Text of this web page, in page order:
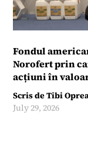
Fondul
Norofert prin
acțiuni în
Scris deTibi
July 29, 2026